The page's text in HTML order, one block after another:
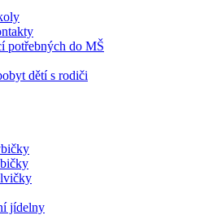
potřebných do MŠ
dětí s rodiči
jídelny